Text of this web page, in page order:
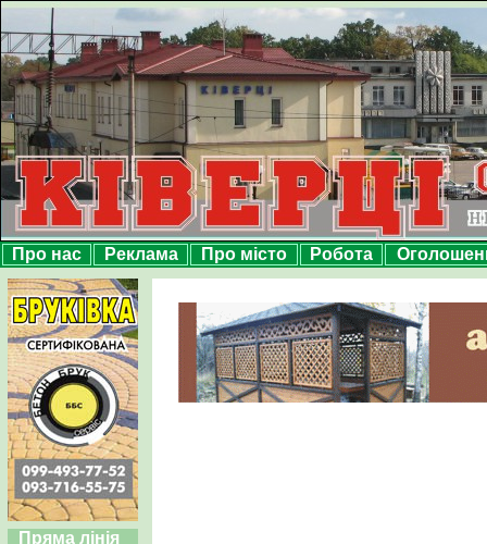
Про нас Реклама Про місто Робота
Пряма лінія